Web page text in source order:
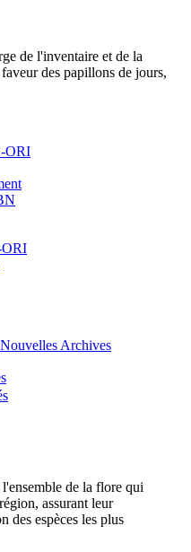
de l'inventaire et de la
des papillons de jours,
ORI
Archives
de la flore qui
assurant leur
des espèces les plus